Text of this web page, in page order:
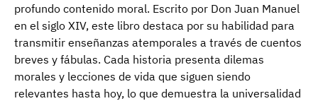
profundo contenido moral. Escrito por Don Juan Manuel
en el siglo XIV, este libro destaca por su habilidad para
transmitir enseñanzas atemporales a través de cuentos
breves y fábulas. Cada historia presenta dilemas
morales y lecciones de vida que siguen siendo
relevantes hasta hoy, lo que demuestra la universalidad